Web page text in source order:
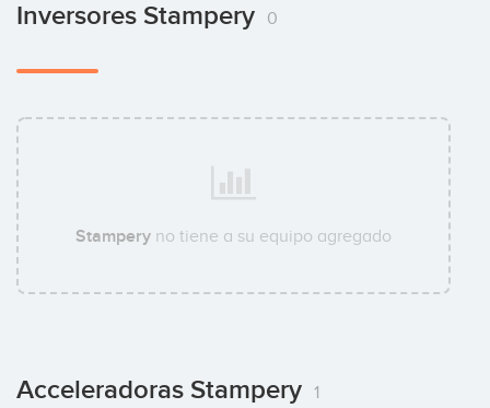
Inversores Stampery 0
Stampery no tiene a su equipo agregado
Acceleradoras Stampery 1